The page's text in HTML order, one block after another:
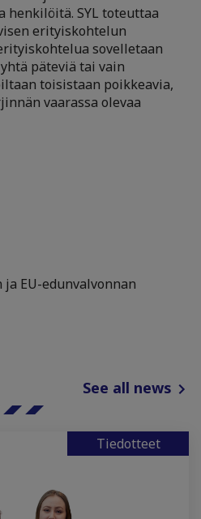
SYL toteuttaa
erityiskohtelun
sovelletaan
päteviä tai vain
toisistaan poikkeavia,
vaarassa olevaa
EU-edunvalvonnan
See all news
Tiedotteet